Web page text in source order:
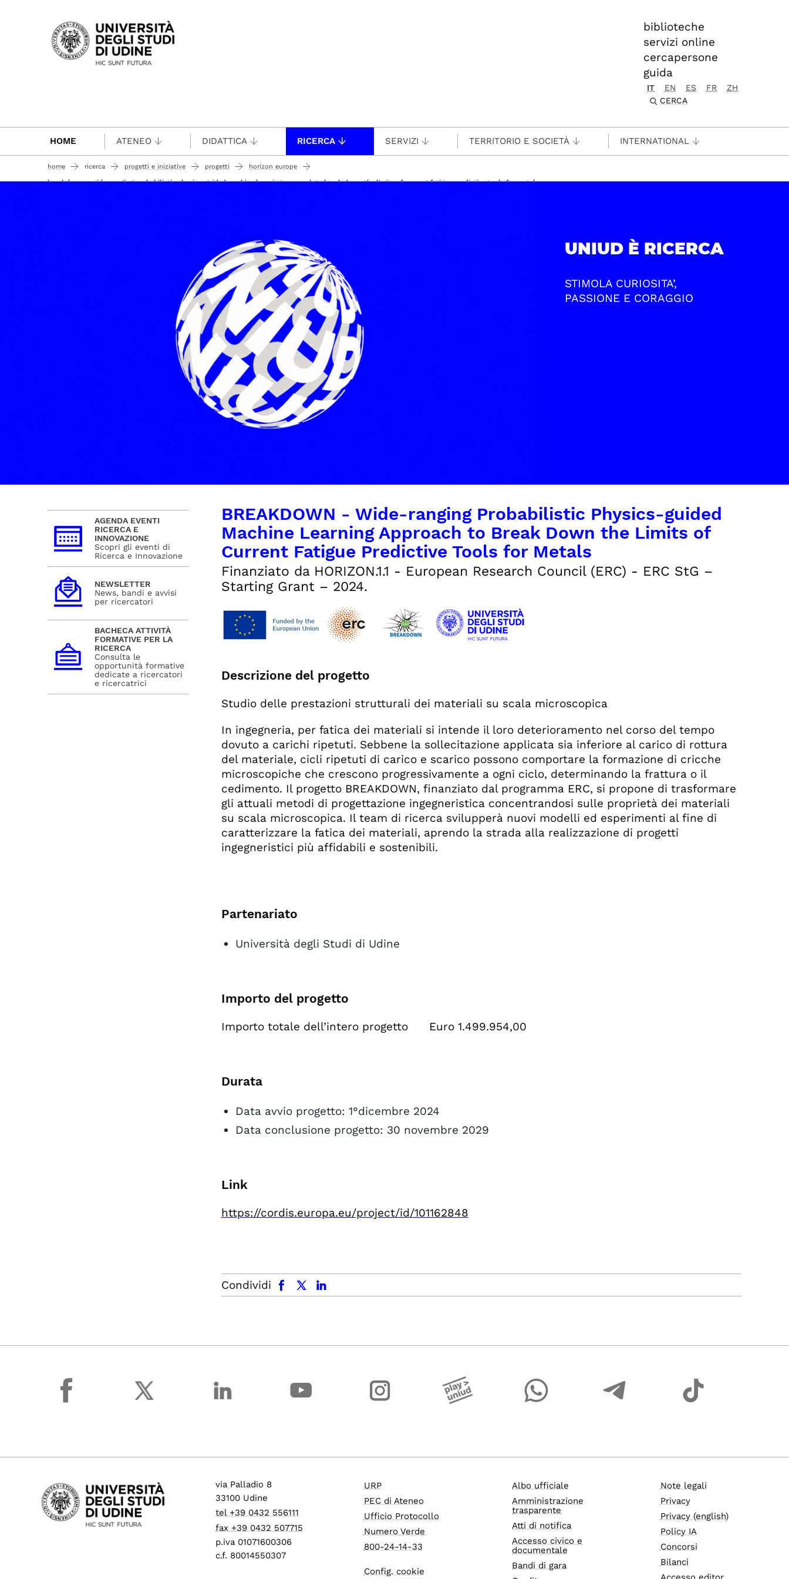
Passa al contenuto principale
biblioteche
servizi online
cercapersone
guida
IT EN ES FR
ZH
CERCA
HOME ATENEO DIDATTICA RICERCA SERVIZI TERRITORIO E SOCIETÀ INTERNATIONAL
home ricerca progetti e iniziative progetti horizon europe
breakdown - wide-ranging probabilistic physics-guided machine learning approach to break down the limits of current fatigue predictive tools for metals
UNIUD È RICERCA
STIMOLA CURIOSITA’,
PASSIONE E CORAGGIO
BREAKDOWN - Wide-ranging Probabilistic Physics-guided
Machine Learning Approach to Break Down the Limits of
Current Fatigue Predictive Tools for Metals
Finanziato da HORIZON.1.1 - European Research Council (ERC) - ERC StG –
Starting Grant – 2024.
Descrizione del progetto
Studio delle prestazioni strutturali dei materiali su scala microscopica
In ingegneria, per fatica dei materiali si intende il loro deterioramento nel corso del tempo
dovuto a carichi ripetuti. Sebbene la sollecitazione applicata sia inferiore al carico di rottura
del materiale, cicli ripetuti di carico e scarico possono comportare la formazione di cricche
microscopiche che crescono progressivamente a ogni ciclo, determinando la frattura o il
cedimento. Il progetto BREAKDOWN, finanziato dal programma ERC, si propone di trasformare
gli attuali metodi di progettazione ingegneristica concentrandosi sulle proprietà dei materiali
su scala microscopica. Il team di ricerca svilupperà nuovi modelli ed esperimenti al fine di
caratterizzare la fatica dei materiali, aprendo la strada alla realizzazione di progetti
ingegneristici più affidabili e sostenibili.
Partenariato
Università degli Studi di Udine
Importo del progetto
Importo totale dell’intero progetto Euro 1.499.954,00
Durata
Data avvio progetto: 1°dicembre 2024
Data conclusione progetto: 30 novembre 2029
Link
https://cordis.europa.eu/project/id/101162848
Condividi
facebook x.com linkedin
AGENDA EVENTI
RICERCA E
INNOVAZIONE
Scopri gli eventi di
Ricerca e Innovazione
NEWSLETTER
News, bandi e avvisi
per ricercatori
BACHECA ATTIVITÀ
FORMATIVE PER LA
RICERCA
Consulta le
opportunità formative
dedicate a ricercatori
e ricercatrici
facebook
via Palladio 8
33100 Udine
tel +39 0432 556111
fax +39 0432 507715
p.iva 01071600306
c.f. 80014550307
URP
PEC di Ateneo
Ufficio Protocollo
Numero Verde
800-24-14-33
Config. cookie
Albo ufficiale
Amministrazione
trasparente
Atti di notifica
Accesso civico e
documentale
Bandi di gara
Note legali
Privacy
Privacy (english)
Policy IA
Concorsi
Bilanci